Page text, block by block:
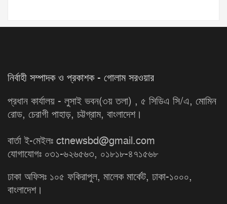
নির্বাহী সম্পাদক ও প্রকাশক - গোলাম সরওয়ার
প্রধান কার্যালয় - লুসাই ভবন(৩য় তলা) , ৫ সিডিএ সি/এ, মোমিন
রোড, চেরাগী পাহাড়, চট্টগ্রাম, বাংলাদেশ।
বার্তা ই-মেইলঃ ctnewsbd@gmail.com
যোগাযোগঃ ০৩১-৬২৬৫৬৩, ০১৮১৮-৪৭১৫৬৮
ঢাকা অফিসঃ ১০৫ ফকিরাপুল, মালেক মার্কেট, ঢাকা-১০০০,
বাংলাদেশ।